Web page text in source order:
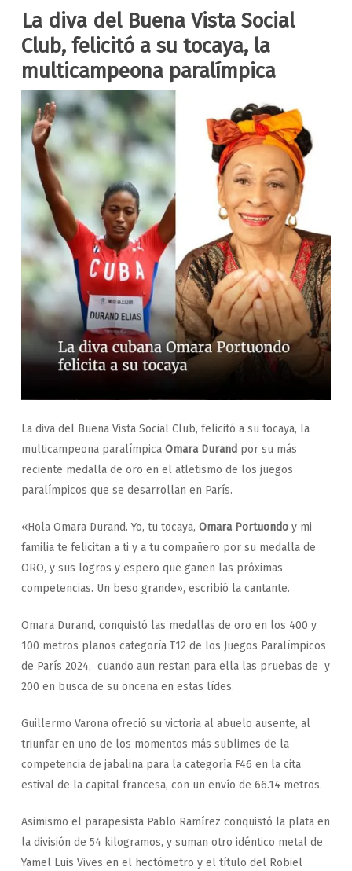
La diva del Buena Vista Social
Club, felicitó a su tocaya, la
multicampeona paralímpica
La diva del Buena Vista Social Club, felicitó a su tocaya, la
multicampeona paralímpica Omara Durand por su más
reciente medalla de oro en el atletismo de los juegos
paralímpicos que se desarrollan en París.
«Hola Omara Durand. Yo, tu tocaya, Omara Portuondoy mi
familia te felicitan a ti y a tu compañero por su medalla de
ORO, y sus logros y espero que ganen las próximas
competencias. Un beso grande», escribió la cantante.
Omara Durand, conquistó las medallas de oro en los 400 y
100 metros planos categoría T12 de los Juegos Paralímpicos
de París 2024, cuando aun restan para ella las pruebas de y
200 en busca de su oncena en estas lídes.
Guillermo Varona ofreció su victoria al abuelo ausente, al
triunfar en uno de los momentos más sublimes de la
competencia de jabalina para la categoría F46 en la cita
estival de la capital francesa, con un envío de 66.14 metros.
Asimismo el parapesista Pablo Ramírez conquistó la plata en
la división de 54 kilogramos, y suman otro idéntico metal de
Yamel Luis Vives en el hectómetro y el título del Robiel